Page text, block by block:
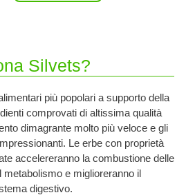
Silvets?
più popolari a supporto della
comprovati di altissima qualità
dimagrante molto più veloce e gli
Le erbe con proprietà
accelereranno la combustione delle
metabolismo e miglioreranno il
digestivo.